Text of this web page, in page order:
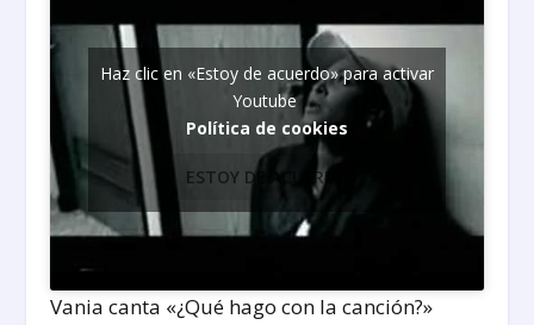
Haz clic en «Estoy de acuerdo» para activar
Youtube
Política de cookies
ESTOY DE ACUERDO
Vania canta «¿Qué hago con la canción?»